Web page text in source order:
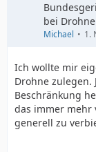
bei
Michael 1.
Ich wollte mir
Drohne zulegen.
Beschränkung
das immer mehr
generell zu